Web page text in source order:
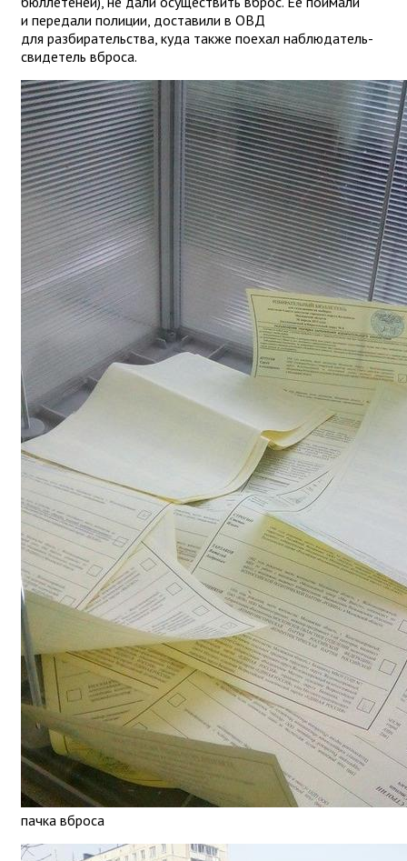
и передали полиции, доставили в ОВД
для разбирательства, куда также поехал наблюдатель-
свидетель вброса.
пачка вброса